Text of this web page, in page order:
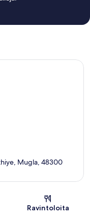
Mugla, 48300
Ravintoloita